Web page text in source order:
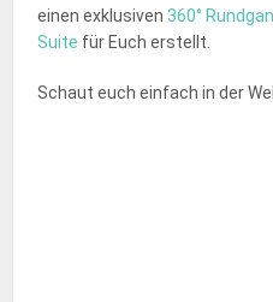
einen exklusiven 360°
Suite für Euch erstellt.
Schaut euch einfach in der